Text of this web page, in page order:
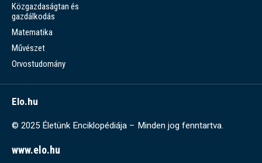
Közgazdaságtan és
gazdálkodás
Matematika
Művészet
Orvostudomány
Elo.hu
© 2025 Életünk Enciklopédiája – Minden jog fenntartva.
www.elo.hu